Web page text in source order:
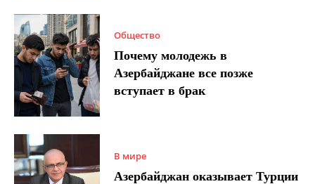
Общество
Почему молодежь в
Азербайджане все позже
вступает в брак
В мире
Азербайджан оказывает Турции